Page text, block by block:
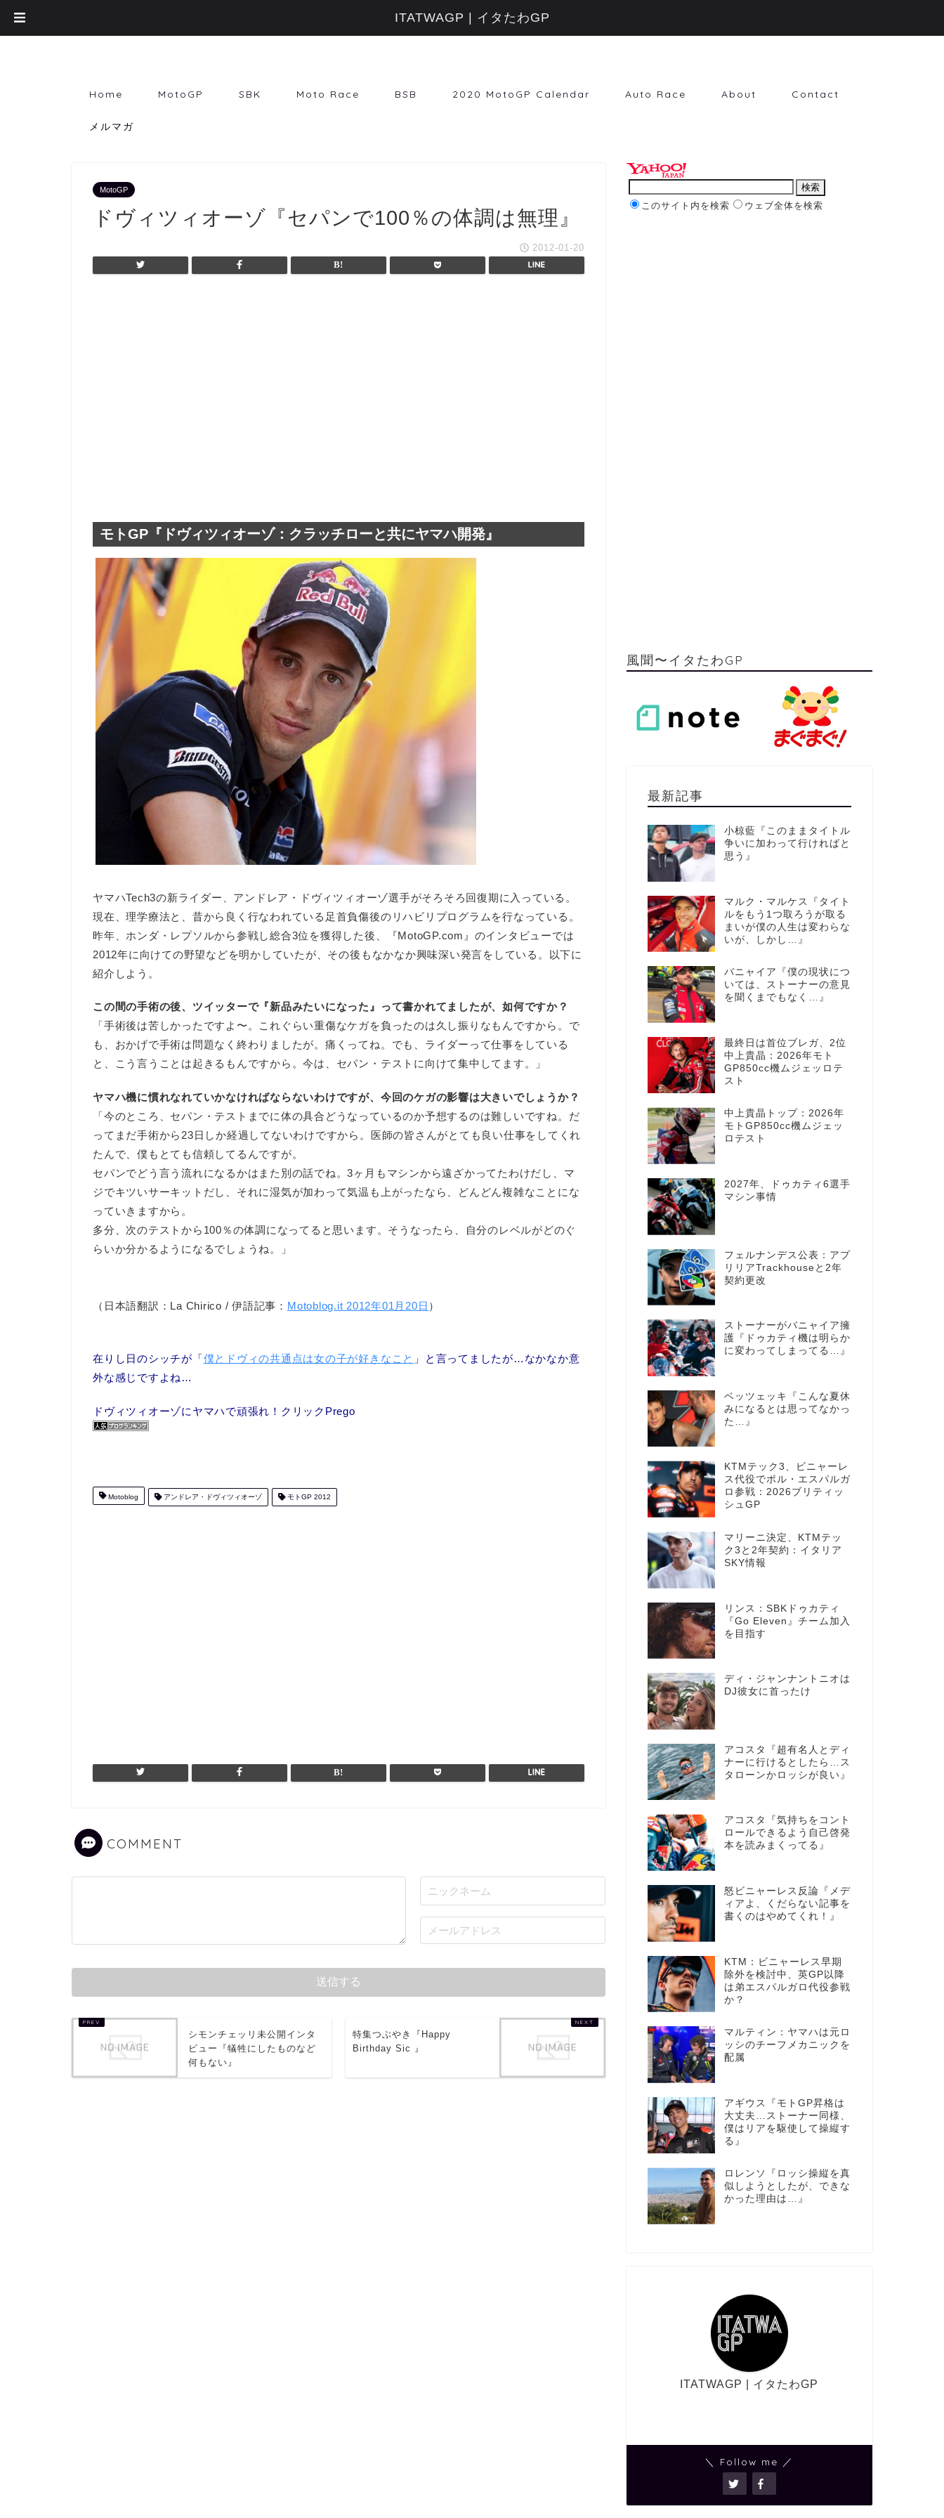
Home MotoGP SBK Moto Race BSB 2020 MotoGP Calendar Auto Race About Contact
メルマガ
MotoGP
ドヴィツィオーゾ『セパンで100％の体調は無理』
2012-01-20
モトGP『ドヴィツィオーゾ：クラッチローと共にヤマハ開発』
ヤマハTech3の新ライダー、アンドレア・ドヴィツィオーゾ選手がそろそろ回復期に入っている。
現在、理学療法と、昔から良く行なわれている足首負傷後のリハビリプログラムを行なっている。
昨年、ホンダ・レプソルから参戦し総合3位を獲得した後、『MotoGP.com』のインタビューでは
2012年に向けての野望などを明かしていたが、その後もなかなか興味深い発言をしている。以下に
紹介しよう。
この間の手術の後、ツイッターで『新品みたいになった』って書かれてましたが、如何ですか？
「手術後は苦しかったですよ〜。これぐらい重傷なケガを負ったのは久し振りなもんですから。で
も、おかげで手術は問題なく終わりましたが。痛くってね。でも、ライダーって仕事をしている
と、こう言うことは起きるもんですから。今は、セパン・テストに向けて集中してます。」
ヤマハ機に慣れなれていかなければならないわけですが、今回のケガの影響は大きいでしょうか？
「今のところ、セパン・テストまでに体の具合どうなっているのか予想するのは難しいですね。だ
ってまだ手術から23日しか経過してないわけですから。医師の皆さんがとても良い仕事をしてくれ
たんで、僕もとても信頼してるんですが。
セパンでどう言う流れになるかはまた別の話でね。3ヶ月もマシンから遠ざかってたわけだし、マ
ジでキツいサーキットだし、それに湿気が加わって気温も上がったなら、どんどん複雑なことにな
っていきますから。
多分、次のテストから100％の体調になってると思います。そうなったら、自分のレベルがどのぐ
らいか分かるようになるでしょうね。」
（日本語翻訳：La Chirico / 伊語記事： Motoblog.it 2012年01月20日 ）
在りし日のシッチが「僕とドヴィの共通点は女の子が好きなこと 」と言ってましたが…なかなか意
外な感じですよね…
ドヴィツィオーゾにヤマハで頑張れ！クリックPrego
Motoblog アンドレア・ドヴィツィオーゾ モトGP 2012
COMMENT
シモンチェッリ未公開インタ
ビュー『犠牲にしたものなど
何もない』
特集つぶやき『Happy
Birthday Sic 』
このサイト内を検索 ウェブ全体を検索
風聞〜イタたわGP
最新記事
小椋藍『このままタイトル
争いに加わって行ければと
思う』
マルク・マルケス『タイト
ルをもう1つ取ろうが取る
まいが僕の人生は変わらな
いが、しかし…』
バニャイア『僕の現状につ
いては、ストーナーの意見
を聞くまでもなく…』
最終日は首位ブレガ、2位
中上貴晶：2026年モト
GP850cc機ムジェッロテ
スト
中上貴晶トップ：2026年
モトGP850cc機ムジェッ
ロテスト
2027年、ドゥカティ6選手
マシン事情
フェルナンデス公表：アプ
リリアTrackhouseと2年
契約更改
ストーナーがバニャイア擁
護『ドゥカティ機は明らか
に変わってしまってる…』
ベッツェッキ『こんな夏休
みになるとは思ってなかっ
た…』
KTMテック3、ビニャーレ
ス代役でポル・エスパルガ
ロ参戦：2026ブリティッ
シュGP
マリーニ決定、KTMテッ
ク3と2年契約：イタリア
SKY情報
リンス：SBKドゥカティ
『Go Eleven』チーム加入
を目指す
ディ・ジャンナントニオは
DJ彼女に首ったけ
アコスタ『超有名人とディ
ナーに行けるとしたら…ス
タローンかロッシが良い』
アコスタ『気持ちをコント
ロールできるよう自己啓発
本を読みまくってる』
怒ビニャーレス反論『メデ
ィアよ、くだらない記事を
書くのはやめてくれ！』
KTM：ビニャーレス早期
除外を検討中、英GP以降
は弟エスパルガロ代役参戦
か？
マルティン：ヤマハは元ロ
ッシのチーフメカニックを
配属
アギウス『モトGP昇格は
大丈夫…ストーナー同様、
僕はリアを駆使して操縦す
る』
ロレンソ『ロッシ操縦を真
似しようとしたが、できな
かった理由は…』
ITATWAGP | イタたわGP
＼ Follow me ／
ITATWAGP | イタたわGP